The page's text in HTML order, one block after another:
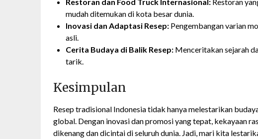
mudah ditemukan di kota besar dunia.
Inovasi dan Adaptasi Resep: Pengembangan varian
asli.
Cerita Budaya di Balik Resep: Menceritakan sejarah
tarik.
Kesimpulan
Resep tradisional Indonesia tidak hanya melestarikan
global. Dengan inovasi dan promosi yang tepat, kekayaan
dikenang dan dicintai di seluruh dunia. Jadi, mari kita